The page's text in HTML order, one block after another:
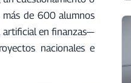
más de 600 alumnos
artificial en finanzas—
nacionales e